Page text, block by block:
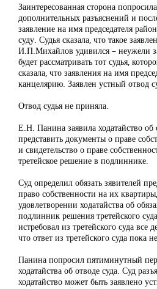
Заинтересованная сторона
дополнительных разъяснений и
заявление на имя председателя
суду. Судья сказала, что такое
И.П.Михайлов удивился – неужели
будет рассматривать тот судья,
сказала, что заявления на имя
канцелярию. Заявлен устный отвод
Отвод судья не приняла.
Е.Н. Панина заявила ходатайство об
представить документы о праве
и свидетельство о праве
третейское решение в подлиннике.
Суд определил обязать зявителей
право собственности на их
удовлетворении ходатайства об
подлинник решения третейского
истребовал из третейского суда все
что ответ из третейского суда пока
Панина попросил пятиминутный
ходатайства об отводе суда. Суд
ходатайство может быть заявлено